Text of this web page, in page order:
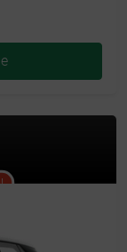
!offer